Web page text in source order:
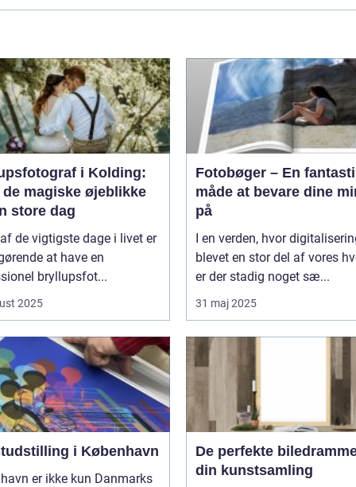
i Kolding:
de magiske øjeblikke
store dag
de vigtigste dage i livet er
at have en
bryllupsfot...
2025
Fotobøger – En
måde at bevare dine
på
I en verden, hvor
blevet en stor del af vores
er der stadig noget sæ...
31 maj 2025
i København
er ikke kun Danmarks
De perfekte
din kunstsamling